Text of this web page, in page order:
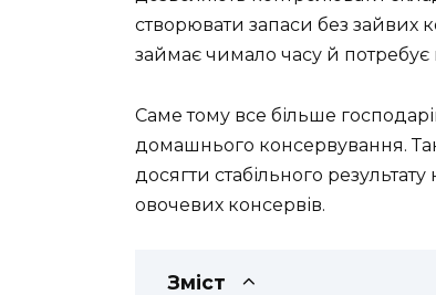
створювати запаси без зайвих
займає чимало часу й потребує
Саме тому все більше
домашнього консервування.
досягти стабільного
овочевих консервів.
Зміст